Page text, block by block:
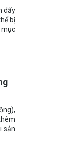
dấy
bị
mục
sản